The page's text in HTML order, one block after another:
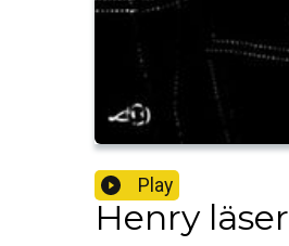
Play
Henry